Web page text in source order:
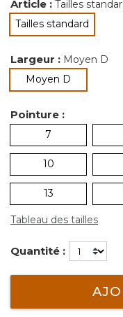
Article : Tailles
Tailles standard
sélectionné
Largeur : Moyen D
Moyen D
Pointure :
7
10
13
Tableau des tailles
Quantité :